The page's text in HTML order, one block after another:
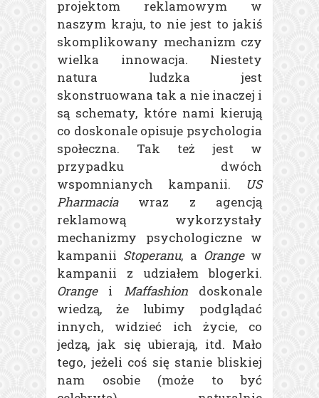
projektom reklamowym w
naszym kraju, to nie jest to jakiś
skomplikowany mechanizm czy
wielka innowacja. Niestety
natura ludzka jest
skonstruowana tak a nie inaczej i
są schematy, które nami kierują
co doskonale opisuje psychologia
społeczna. Tak też jest w
przypadku dwóch
wspomnianych kampanii. US
Pharmaciawraz z agencją
reklamową wykorzystały
mechanizmy psychologiczne w
kampanii Stoperanu, a Orangew
kampanii z udziałem blogerki.
Orangei Maffashiondoskonale
wiedzą, że lubimy podglądać
innych, widzieć ich życie, co
jedzą, jak się ubierają, itd. Mało
tego, jeżeli coś się stanie bliskiej
nam osobie (może to być